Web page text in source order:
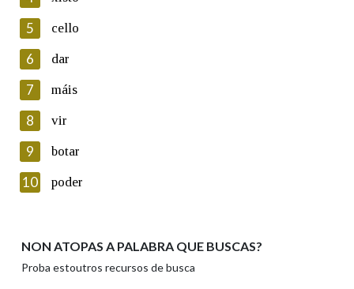
Lin e acepto as condicións da política de
Introduce o código que aparece na imaxe:
Texto de verificación
Enviar
5 cello
6 dar
7 máis
8 vir
9 botar
10 poder
NON ATOPAS A PALABRA QUE BUSCAS?
Proba estoutros recursos de busca